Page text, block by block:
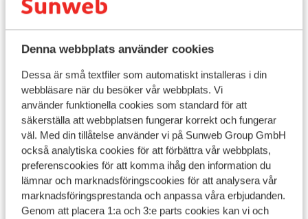
Denna webbplats använder cookies
Dessa är små textfiler som automatiskt installeras i din
webbläsare när du besöker vår webbplats. Vi
använder funktionella cookies som standard för att
säkerställa att webbplatsen fungerar korrekt och fungerar
väl. Med din tillåtelse använder vi på Sunweb Group GmbH
också analytiska cookies för att förbättra vår webbplats,
preferenscookies för att komma ihåg den information du
lämnar och marknadsföringscookies för att analysera vår
marknadsföringsprestanda och anpassa våra erbjudanden.
Genom att placera 1:a och 3:e parts cookies kan vi och
Lugnt område
Familjevänligt
Tors 1 Okt. - Tors 8 Okt.
person
pris per person från
5 853:-
Visa
Praktisk information
Huvudstad: